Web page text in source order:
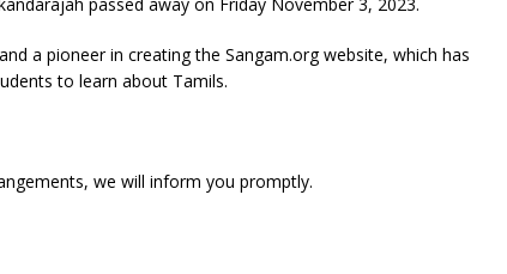
passed away on Friday November 3, 2023.
a pioneer in creating the Sangam.org website, which has
to learn about Tamils.
we will inform you promptly.